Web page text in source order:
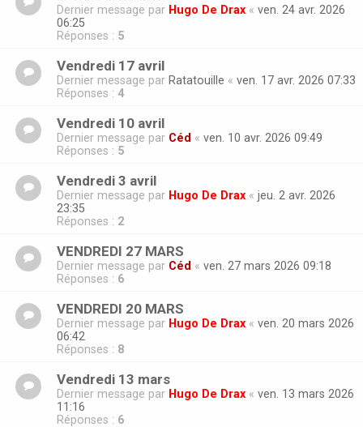
Dernier message par Hugo De Drax « ven. 24 avr. 2026
06:25
Réponses : 5
Vendredi 17 avril
Dernier message par Ratatouille « ven. 17 avr. 2026 07:33
Réponses : 4
Vendredi 10 avril
Dernier message par Céd « ven. 10 avr. 2026 09:49
Réponses : 5
Vendredi 3 avril
Dernier message par Hugo De Drax « jeu. 2 avr. 2026
23:35
Réponses : 2
VENDREDI 27 MARS
Dernier message par Céd « ven. 27 mars 2026 09:18
Réponses : 6
VENDREDI 20 MARS
Dernier message par Hugo De Drax « ven. 20 mars 2026
06:42
Réponses : 8
Vendredi 13 mars
Dernier message par Hugo De Drax « ven. 13 mars 2026
11:16
Réponses : 6